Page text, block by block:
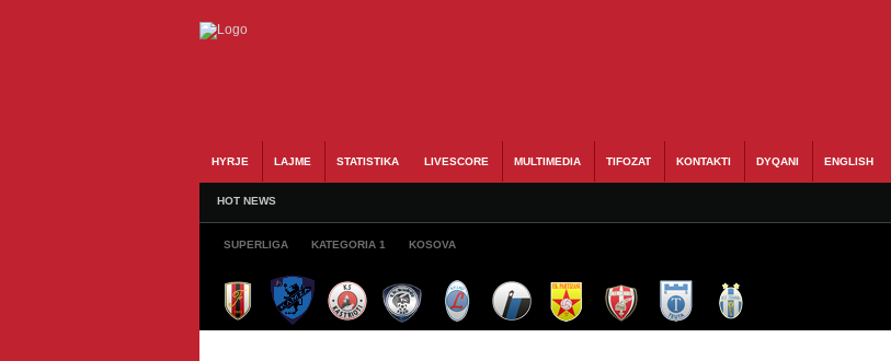
HYRJE LAJME STATISTIKA LIVESCORE MULTIMEDIA TIFOZAT KONTAKTI DYQANI ENGLISH
HOT NEWS
SUPERLIGA KATEGORIA 1 KOSOVA